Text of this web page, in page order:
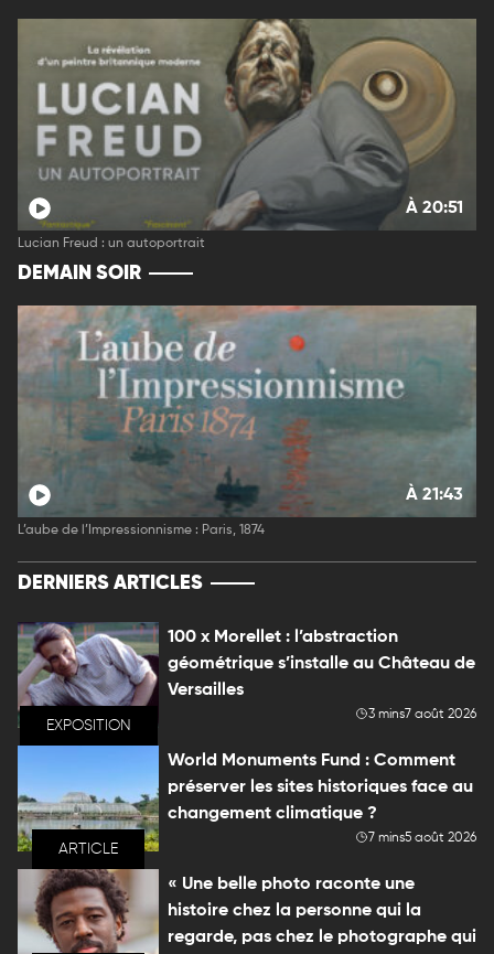
À 20:51
Lucian Freud : un autoportrait
DEMAIN SOIR
À 21:43
L’aube de l’Impressionnisme : Paris, 1874
DERNIERS ARTICLES
EXPOSITION
100 x Morellet : l’abstraction
géométrique s’installe au Château de
Versailles
3 mins7 août 2026
ARTICLE
World Monuments Fund : Comment
préserver les sites historiques face au
changement climatique ?
7 mins5 août 2026
« Une belle photo raconte une
histoire chez la personne qui la
regarde, pas chez le photographe qui